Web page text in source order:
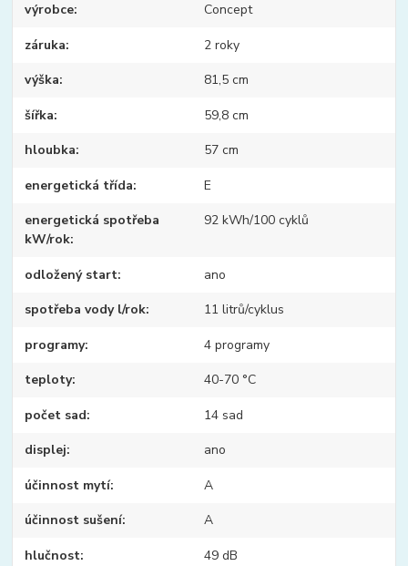
výrobce Concept
záruka 2 roky
výška 81,5 cm
šířka 59,8 cm
hloubka 57 cm
energetická třída E
energetická spotřeba
kW/rok
92 kWh/100 cyklů
odložený start ano
spotřeba vody l/rok 11 litrů/cyklus
programy 4 programy
teploty 40-70 °C
počet sad 14 sad
displej ano
účinnost mytí A
účinnost sušení A
hlučnost 49 dB